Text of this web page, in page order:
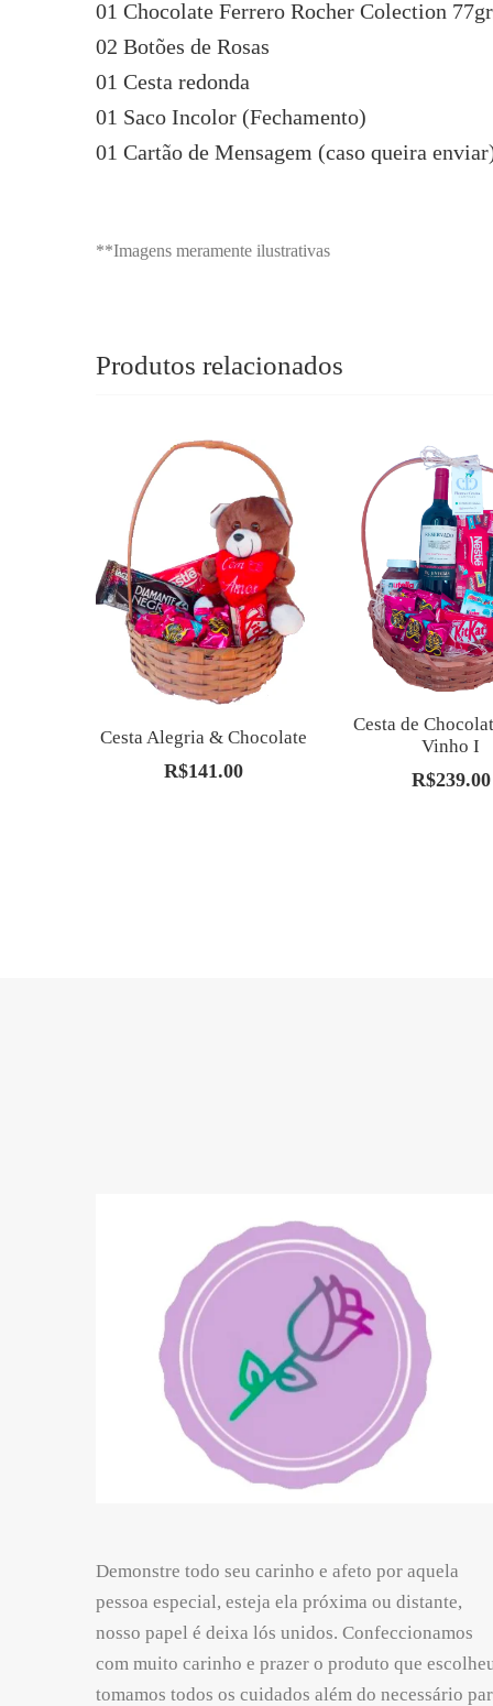
01 Chocolate Ferrero Rocher Colection
02 Botões de Rosas
01 Cesta redonda
01 Saco Incolor (Fechamento)
01 Cartão de Mensagem (caso queira
**Imagens meramente ilustrativas
Produtos relacionados
Cesta Alegria & Chocolate
R$141.00
Cesta de
Vinho I
R$239.00
Demonstre todo seu carinho e afeto por aquela
pessoa especial, esteja ela próxima ou distante,
nosso papel é deixa lós unidos. Confeccionamos
com muito carinho e prazer o produto que
tomamos todos os cuidados além do necessário